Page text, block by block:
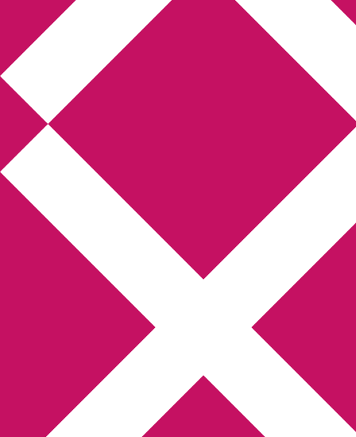
Annikas litteratur-
och kulturblogg
Deckare, kriminalromaner, thrillers
Hem Författarfemman
Webbshop Amazon
Bokbloggsjerka Bloggmaraton
Kriminalroman Min tv-blogg
You are here: skrivande Andra länktips om skrivande